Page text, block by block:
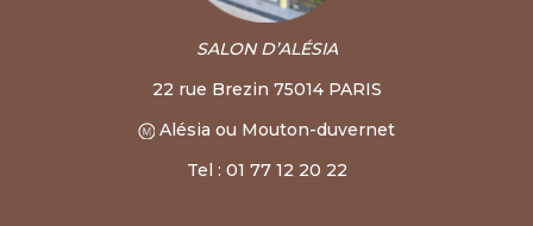
SALON D’ALÉSIA
22 rue Brezin 75014 PARIS
Alésia ou Mouton-duvernet
Tel : 01 77 12 20 22